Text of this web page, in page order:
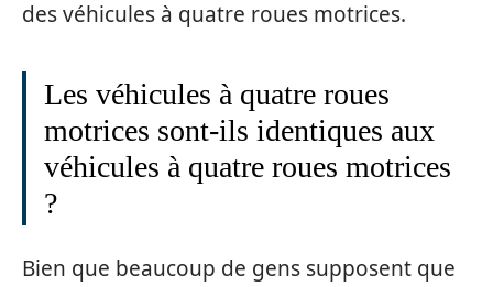
des véhicules à quatre roues motrices.
Les véhicules à quatre roues
motrices sont-ils identiques aux
véhicules à quatre roues motrices
?
Bien que beaucoup de gens supposent que